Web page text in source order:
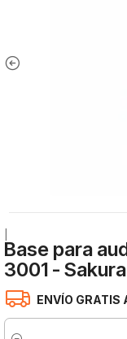
Base para
3001 -
ENVÍO GRATIS